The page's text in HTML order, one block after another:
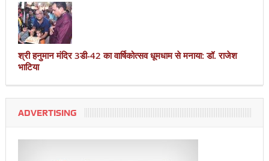
श्री हनुमान मंदिर 3डी-42 का वार्षिकोत्सव धूमधाम से मनाया: डॉ. राजेश
भाटिया
ADVERTISING